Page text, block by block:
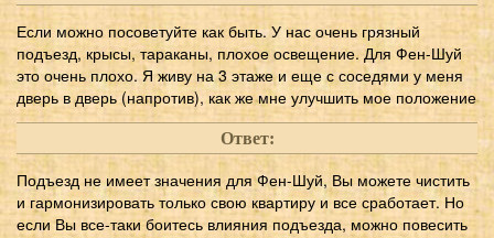
Если можно посоветуйте как быть. У нас очень грязный
подъезд, крысы, тараканы, плохое освещение. Для Фен-Шуй
это очень плохо. Я живу на 3 этаже и еще с соседями у меня
дверь в дверь (напротив), как же мне улучшить мое положение
Ответ:
Подъезд не имеет значения для Фен-Шуй, Вы можете чистить
и гармонизировать только свою квартиру и все сработает. Но
если Вы все-таки боитесь влияния подъезда, можно повесить